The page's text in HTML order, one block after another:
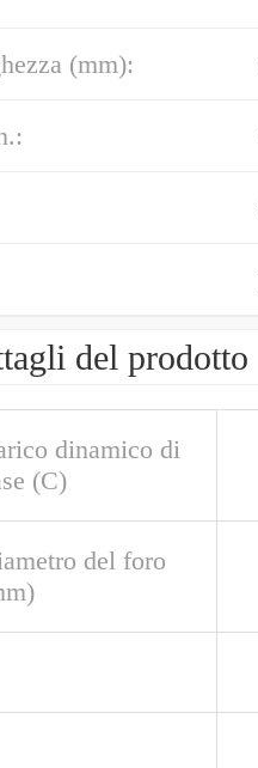
(mm):
del prodotto
dinamico di
(C)
del foro